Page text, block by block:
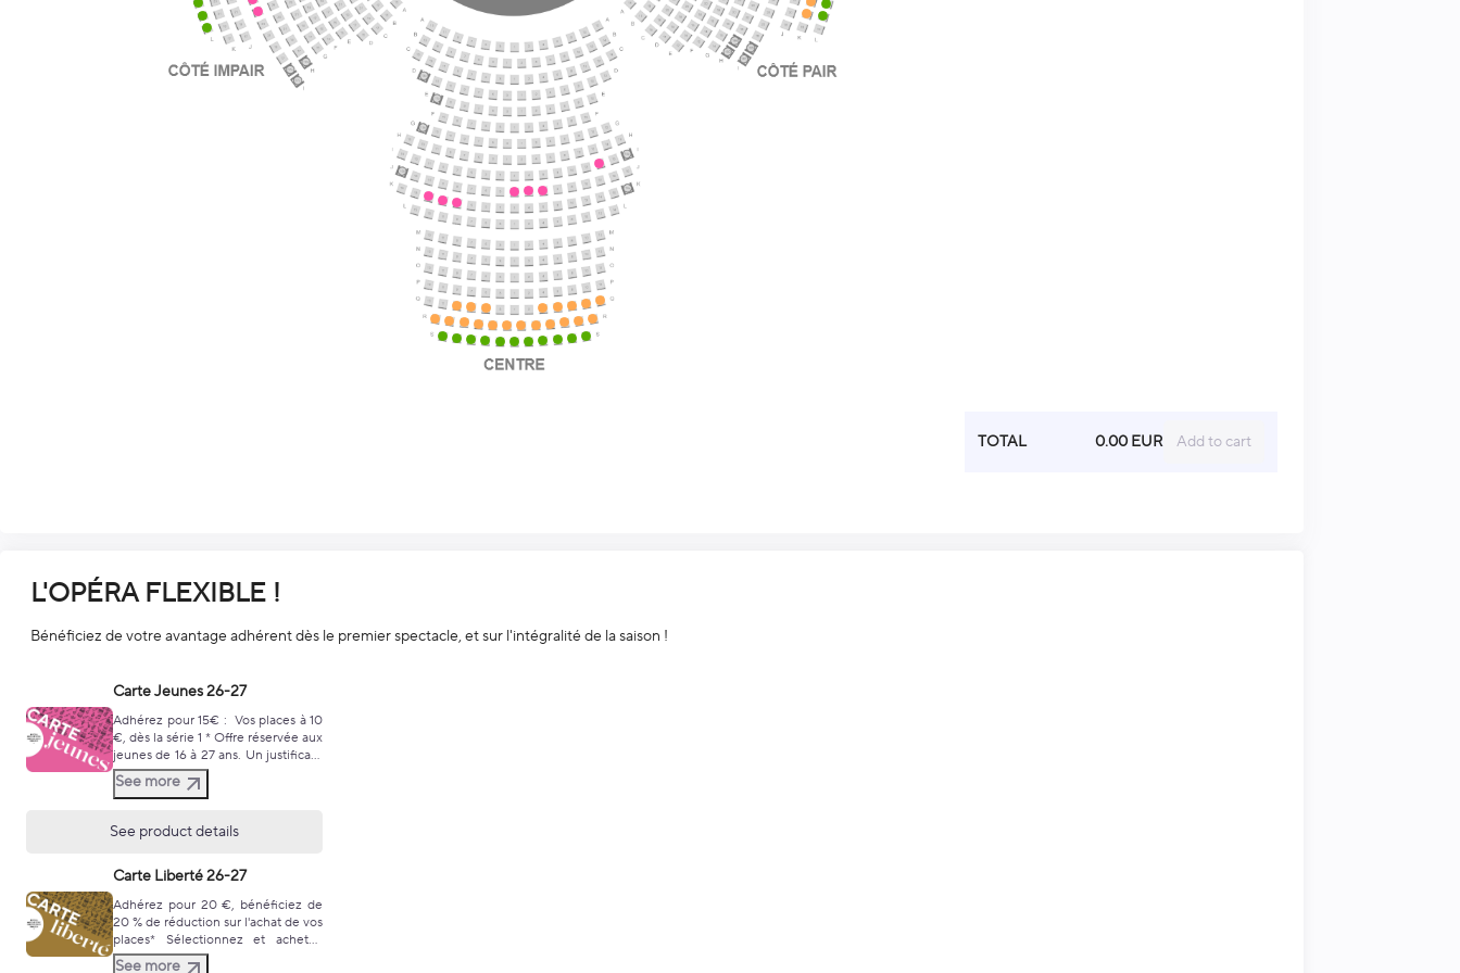
TOTAL 0.00 EUR Add to cart
L'OPÉRA FLEXIBLE !
Bénéficiez de votre avantage adhérent dès le premier spectacle, et sur l'intégralité de la saison !
Carte Jeunes 26-27
Adhérez pour 15€ : Vos places à 10
€, dès la série 1 * Offre réservée aux
jeunes de 16 à 27 ans. Un justificatif
pourra vous être demandé avant
votre entrée en salle. Sélectionnez
puis le(s) spectacle(s) choisi(s) en
renseignant le tarif correspondant
bénéficier de votre réduction.
valable pour la saison 26-27.
Recevoir vos offres exclusives et
avantages : Inscrivez-vous à la
newsletter Si vous souhaitez
See more
See product details
Carte Liberté 26-27
Adhérez pour 20 €, bénéficiez de
20 % de réduction sur l'achat de vos
places* Sélectionnez et achetez
d'abord votre adhésion, puis le(s)
See more